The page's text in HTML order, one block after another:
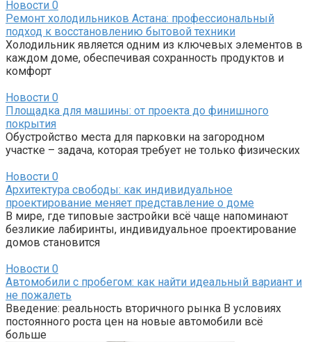
Новости 0
Ремонт холодильников Астана: профессиональный
подход к восстановлению бытовой техники
Холодильник является одним из ключевых элементов в
каждом доме, обеспечивая сохранность продуктов и
комфорт
Новости 0
Площадка для машины: от проекта до финишного
покрытия
Обустройство места для парковки на загородном
участке – задача, которая требует не только физических
Новости 0
Архитектура свободы: как индивидуальное
проектирование меняет представление о доме
В мире, где типовые застройки всё чаще напоминают
безликие лабиринты, индивидуальное проектирование
домов становится
Новости 0
Автомобили с пробегом: как найти идеальный вариант и
не пожалеть
Введение: реальность вторичного рынка В условиях
постоянного роста цен на новые автомобили всё
больше